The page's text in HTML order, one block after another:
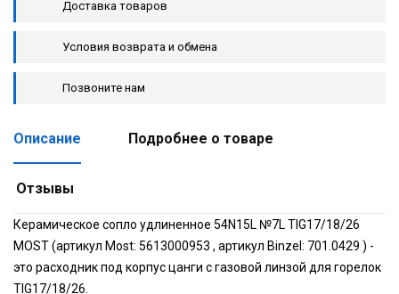
Доставка товаров
Условия возврата и обмена
Позвоните нам
Описание Подробнее о товаре
Отзывы
Керамическое сопло удлиненное 54N15L №7L TIG17/18/26
MOST (артикул Most: 5613000953 , артикул Binzel: 701.0429 ) -
это расходник под корпус цанги с газовой линзой для горелок
TIG17/18/26.